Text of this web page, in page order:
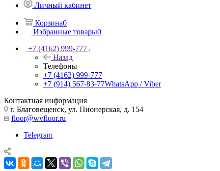
Личный кабинет
Корзина0
Избранные товары0
+7 (4162) 999-777
Назад
Телефоны
+7 (4162) 999-777
+7 (914) 567-83-77WhatsApp / Viber
Контактная информация
г. Благовещенск, ул. Пионерская, д. 154
floor@wvfloor.ru
Telegram